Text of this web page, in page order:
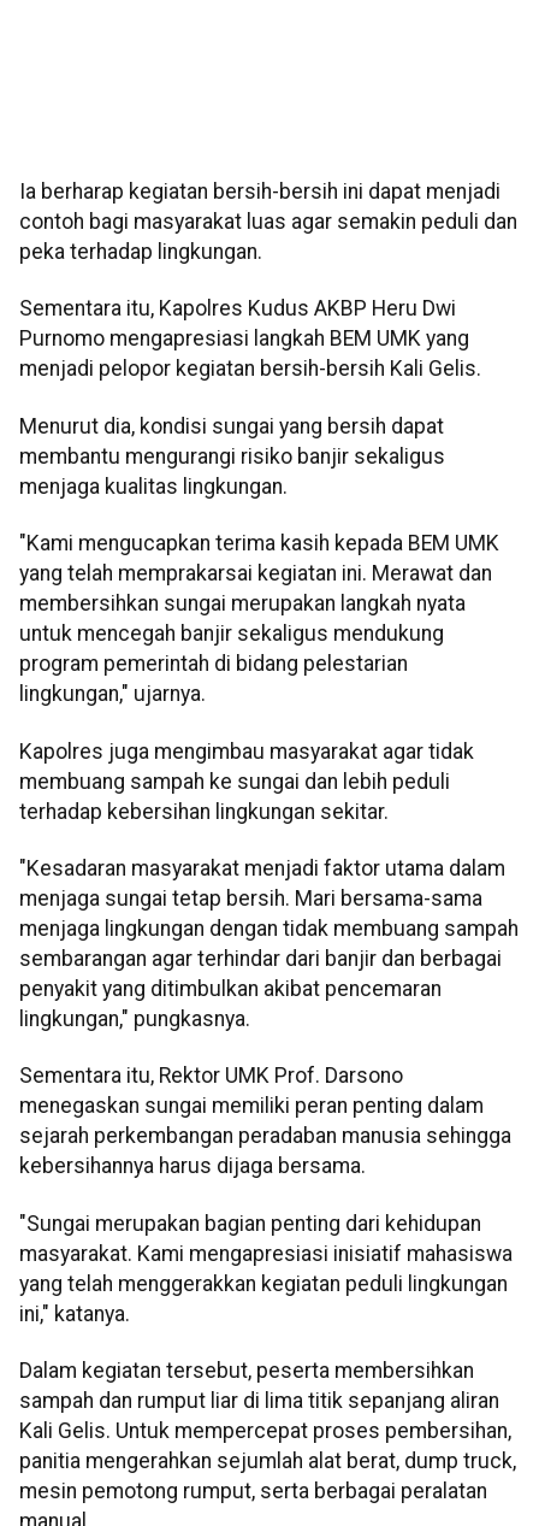
Ia berharap kegiatan bersih-bersih ini dapat menjadi
contoh bagi masyarakat luas agar semakin peduli dan
peka terhadap lingkungan.
Sementara itu, Kapolres Kudus AKBP Heru Dwi
Purnomo mengapresiasi langkah BEM UMK yang
menjadi pelopor kegiatan bersih-bersih Kali Gelis.
Menurut dia, kondisi sungai yang bersih dapat
membantu mengurangi risiko banjir sekaligus
menjaga kualitas lingkungan.
"Kami mengucapkan terima kasih kepada BEM UMK
yang telah memprakarsai kegiatan ini. Merawat dan
membersihkan sungai merupakan langkah nyata
untuk mencegah banjir sekaligus mendukung
program pemerintah di bidang pelestarian
lingkungan," ujarnya.
Kapolres juga mengimbau masyarakat agar tidak
membuang sampah ke sungai dan lebih peduli
terhadap kebersihan lingkungan sekitar.
"Kesadaran masyarakat menjadi faktor utama dalam
menjaga sungai tetap bersih. Mari bersama-sama
menjaga lingkungan dengan tidak membuang sampah
sembarangan agar terhindar dari banjir dan berbagai
penyakit yang ditimbulkan akibat pencemaran
lingkungan," pungkasnya.
Sementara itu, Rektor UMK Prof. Darsono
menegaskan sungai memiliki peran penting dalam
sejarah perkembangan peradaban manusia sehingga
kebersihannya harus dijaga bersama.
"Sungai merupakan bagian penting dari kehidupan
masyarakat. Kami mengapresiasi inisiatif mahasiswa
yang telah menggerakkan kegiatan peduli lingkungan
ini," katanya.
Dalam kegiatan tersebut, peserta membersihkan
sampah dan rumput liar di lima titik sepanjang aliran
Kali Gelis. Untuk mempercepat proses pembersihan,
panitia mengerahkan sejumlah alat berat, dump truck,
mesin pemotong rumput, serta berbagai peralatan